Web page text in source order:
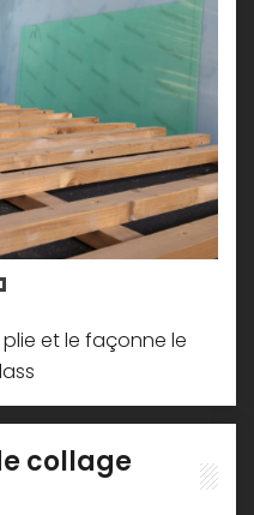
plie et le façonne le
collage